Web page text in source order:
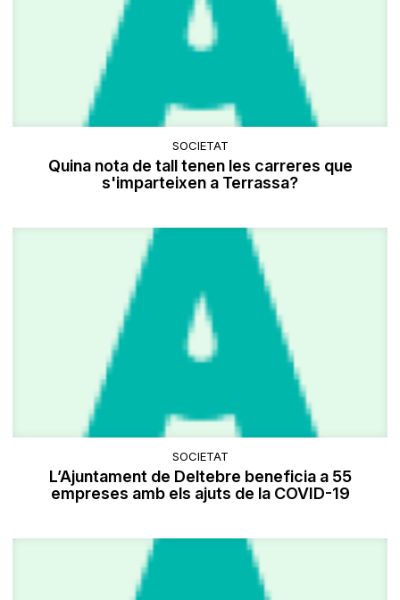
SOCIETAT
Quina nota de tall tenen les carreres que
s'imparteixen a Terrassa?
SOCIETAT
L’Ajuntament de Deltebre beneficia a 55
empreses amb els ajuts de la COVID-19